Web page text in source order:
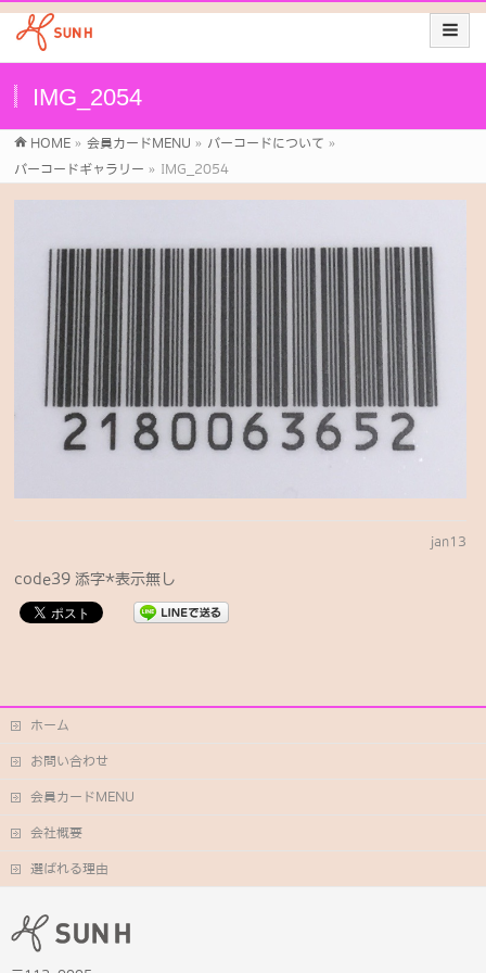
IMG_2054
HOME » 会員カードMENU » バーコードについて »
バーコードギャラリー » IMG_2054
jan13
code39 添字*表示無し
ホーム
お問い合わせ
会員カードMENU
会社概要
選ばれる理由